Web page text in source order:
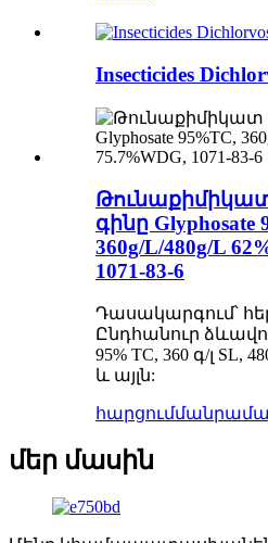
Insecticides
գինը Glyphosate
360g/L/480g/L
1071-83-6
Դասակարգում՝
Ընդհանուր
95% TC, 360 գ/լ SL,
և այլն:
հարցում
մեր մասին